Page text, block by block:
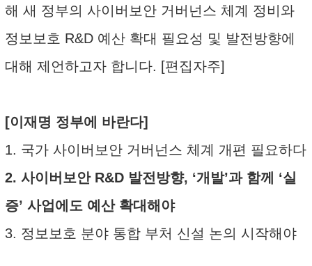
해 새 정부의 사이버보안 거버넌스 체계 정비와
정보보호 R&D 예산 확대 필요성 및 발전방향에
대해 제언하고자 합니다. [편집자주]
[이재명 정부에 바란다]
1. 국가 사이버보안 거버넌스 체계 개편 필요하다
2. 사이버보안 R&D 발전방향, ‘개발’과 함께 ‘실
증’ 사업에도 예산 확대해야
3. 정보보호 분야 통합 부처 신설 논의 시작해야